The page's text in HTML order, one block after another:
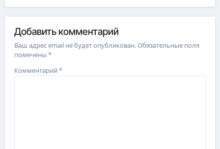
Добавить комментарий
Ваш адрес email не будет опубликован.Обязательные поля
помечены*
Комментарий*